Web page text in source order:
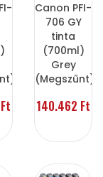
Canon PFI-
706 GY
tinta
(700ml)
Grey
(Megszűnt)
140.462 Ft